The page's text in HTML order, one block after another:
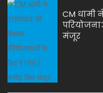
CM धामी
मंजूर